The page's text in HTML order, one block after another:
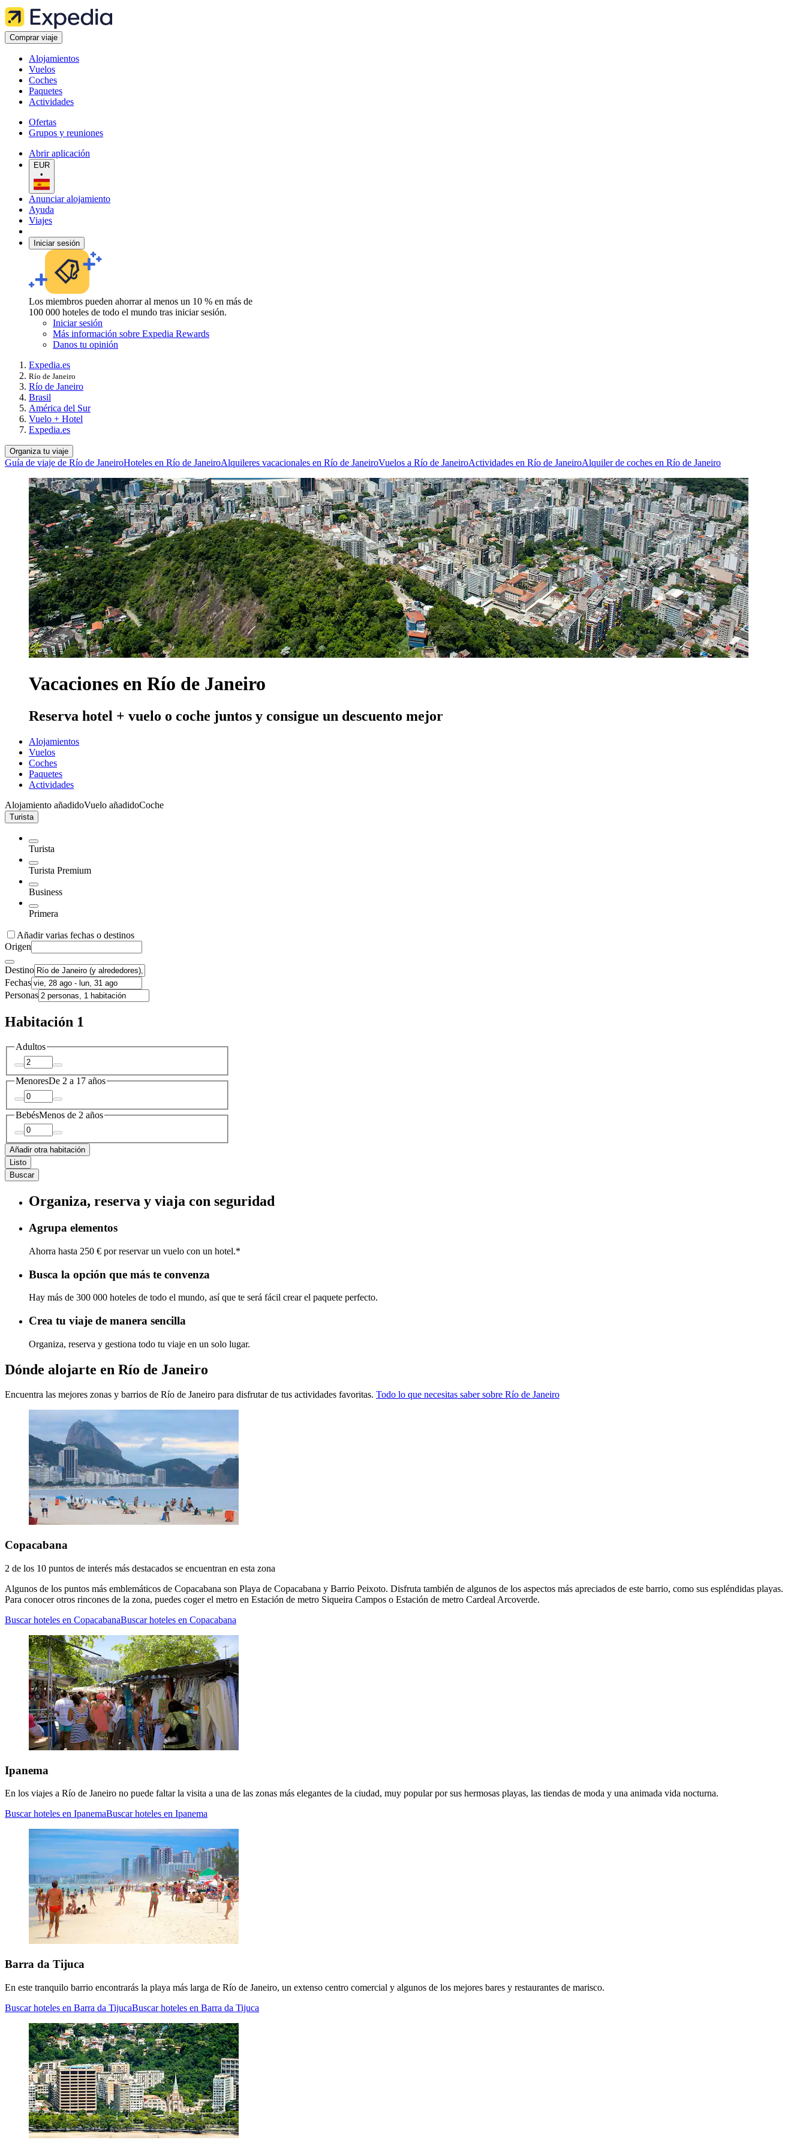
Comprar viaje
Alojamientos
Vuelos
Coches
Paquetes
Actividades
Ofertas
Grupos y reuniones
Abrir aplicación
EUR
•
Anunciar alojamiento
Ayuda
Viajes
Iniciar sesión
Los miembros pueden ahorrar al menos un 10 % en más de
100 000 hoteles de todo el mundo tras iniciar sesión.
Iniciar sesión
Más información sobre Expedia Rewards
Danos tu opinión
Expedia.es
Río de Janeiro
Río de Janeiro
Brasil
América del Sur
Vuelo + Hotel
Expedia.es
Organiza tu viaje
Guía de viaje de Río de JaneiroHoteles en Río de JaneiroAlquileres vacacionales en Río de JaneiroVuelos a Río de JaneiroActividades en Río de JaneiroAlquiler de coches en Río de Janeiro
Vacaciones en Río de Janeiro
Reserva hotel + vuelo o coche juntos y consigue un descuento mejor
Alojamientos
Vuelos
Coches
Paquetes
Actividades
Alojamiento añadidoVuelo añadidoCoche
Turista
Turista
Turista Premium
Business
Primera
Añadir varias fechas o destinos
Origen
Destino
Fechas
Personas
Habitación 1
Adultos
MenoresDe 2 a 17 años
BebésMenos de 2 años
Añadir otra habitación
Listo
Buscar
Organiza, reserva y viaja con seguridad
Agrupa elementos
Ahorra hasta 250 € por reservar un vuelo con un hotel.*
Busca la opción que más te convenza
Hay más de 300 000 hoteles de todo el mundo, así que te será fácil crear el paquete perfecto.
Crea tu viaje de manera sencilla
Organiza, reserva y gestiona todo tu viaje en un solo lugar.
Dónde alojarte en Río de Janeiro
Encuentra las mejores zonas y barrios de Río de Janeiro para disfrutar de tus actividades favoritas. Todo lo que necesitas saber sobre Río de Janeiro
Copacabana
2 de los 10 puntos de interés más destacados se encuentran en esta zona
Algunos de los puntos más emblemáticos de Copacabana son Playa de Copacabana y Barrio Peixoto. Disfruta también de algunos de los aspectos más apreciados de este barrio, como sus espléndidas playas.
Para conocer otros rincones de la zona, puedes coger el metro en Estación de metro Siqueira Campos o Estación de metro Cardeal Arcoverde.
Buscar hoteles en CopacabanaBuscar hoteles en Copacabana
Ipanema
En los viajes a Río de Janeiro no puede faltar la visita a una de las zonas más elegantes de la ciudad, muy popular por sus hermosas playas, las tiendas de moda y una animada vida nocturna.
Buscar hoteles en IpanemaBuscar hoteles en Ipanema
Barra da Tijuca
En este tranquilo barrio encontrarás la playa más larga de Río de Janeiro, un extenso centro comercial y algunos de los mejores bares y restaurantes de marisco.
Buscar hoteles en Barra da TijucaBuscar hoteles en Barra da Tijuca